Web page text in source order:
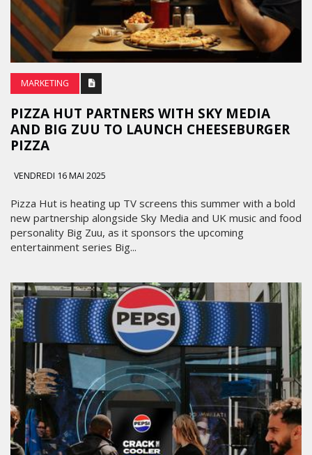
MARKETING
PIZZA HUT PARTNERS WITH SKY MEDIA
AND BIG ZUU TO LAUNCH CHEESEBURGER
PIZZA
VENDREDI 16 MAI 2025
Pizza Hut is heating up TV screens this summer with a bold
new partnership alongside Sky Media and UK music and food
personality Big Zuu, as it sponsors the upcoming
entertainment series Big...